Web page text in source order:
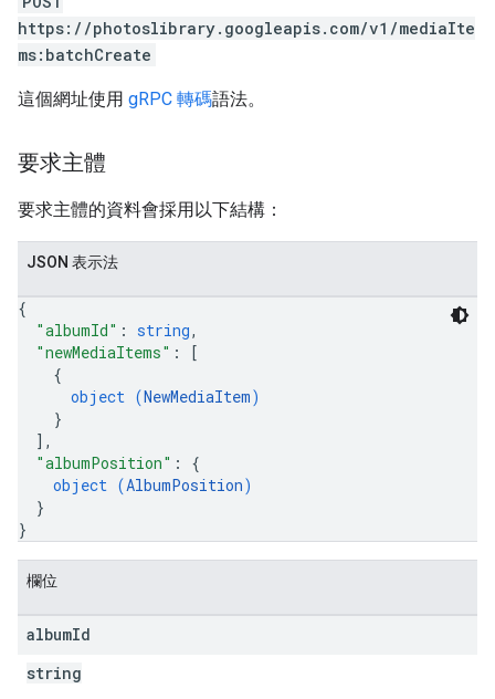
https://photoslibrary.googleapis.com/v1/mediaIte
ms:batchCreate
這個網址使用 gRPC 轉碼語法。
要求主體
要求主體的資料會採用以下結構：
JSON 表示法
{
"albumId" : string,
"newMediaItems" :
[
{
object (NewMediaItem)
}
] ,
"albumPosition" : {
object (AlbumPosition)
}
}
欄位
albumId
string